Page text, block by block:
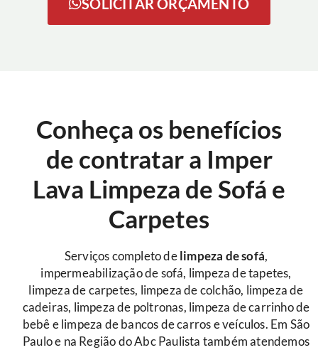
Conheça os benefícios
de contratar a Imper
Lava Limpeza de Sofá e
Carpetes
Serviços completo de limpeza de sofá,
impermeabilização de sofá, limpeza de tapetes,
limpeza de carpetes, limpeza de colchão, limpeza de
cadeiras, limpeza de poltronas, limpeza de carrinho de
bebê e limpeza de bancos de carros e veículos. Em São
Paulo e na Região do Abc Paulista também atendemos